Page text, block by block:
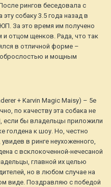
рингов беседовала с
собаку 3.5 года назад в
За это время им получено
отцом щенков. Рада, что так
в отличной форме –
оброслостью и мощным
+ Karvin Magic Maisy) – 5е
по качеству эта собака не
если бы владельцы приложили
голдена к шоу. Но, честно
в ринге неухоженного,
с всклокоченной-нечесаной
главной их целью
но в любом случае на
виде. Поздравляю с победой